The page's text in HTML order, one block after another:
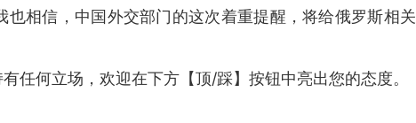
相信，中国外交部门的这次着重提醒，将给俄罗斯相关
任何立场，欢迎在下方【顶/踩】按钮中亮出您的态度。